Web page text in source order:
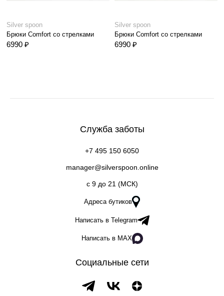
Silver spoon
Брюки Comfort со стрелками
6990 ₽
Silver spoon
Брюки Comfort со стрелками
6990 ₽
Служба заботы
+7 495 150 6050
manager@silverspoon.online
c 9 до 21 (МСК)
Адреса бутиков
Написать в Telegram
Написать в MAX
Социальные сети